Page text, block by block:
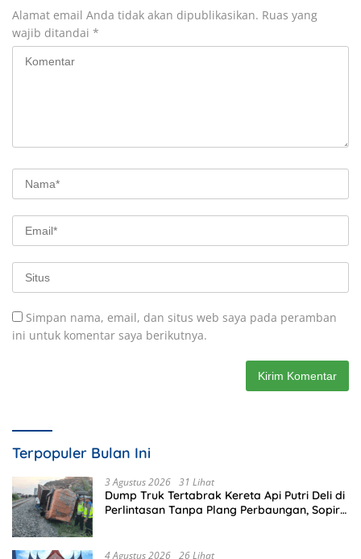
Alamat email Anda tidak akan dipublikasikan. Ruas yang
wajib ditandai *
Simpan nama, email, dan situs web saya pada peramban
ini untuk komentar saya berikutnya.
Terpopuler Bulan Ini
3 Agustus 2026 31 Lihat
Dump Truk Tertabrak Kereta Api Putri Deli di
Perlintasan Tanpa Plang Perbaungan, Sopir
4 Agustus 2026 26 Lihat